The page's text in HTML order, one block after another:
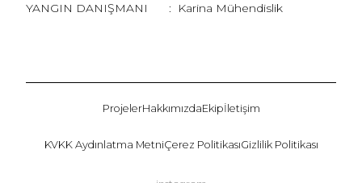
YANGIN DANIŞMANI
: Karina Mühendislik
ProjelerHakkımızdaEkipİletişim
KVKK Aydınlatma MetniÇerez PolitikasıGizlilik Politikası